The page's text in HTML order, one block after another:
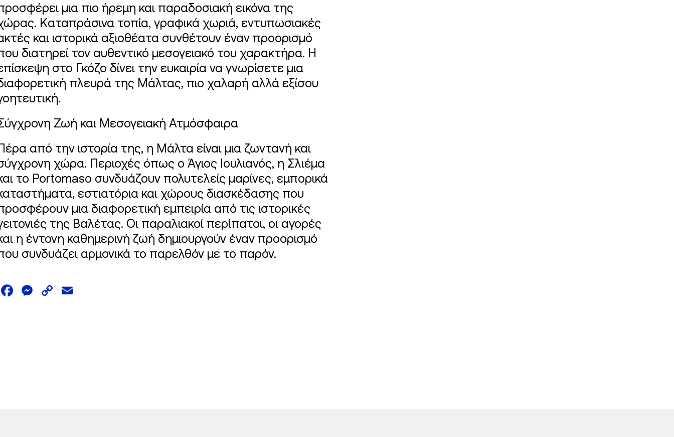
μια πιο ήρεμη και παραδοσιακή εικόνα της
Καταπράσινα τοπία, γραφικά χωριά, εντυπωσιακές
και ιστορικά αξιοθέατα συνθέτουν έναν προορισμό
διατηρεί τον αυθεντικό μεσογειακό του χαρακτήρα. Η
στο Γκόζο δίνει την ευκαιρία να γνωρίσετε μια
πλευρά της Μάλτας, πιο χαλαρή αλλά εξίσου
Ζωή και Μεσογειακή Ατμόσφαιρα
από την ιστορία της, η Μάλτα είναι μια ζωντανή και
χώρα. Περιοχές όπως ο Άγιος Ιουλιανός, η Σλιέμα
το Portomaso συνδυάζουν πολυτελείς μαρίνες, εμπορικά
εστιατόρια και χώρους διασκέδασης που
μια διαφορετική εμπειρία από τις ιστορικές
της Βαλέτας. Οι παραλιακοί περίπατοι, οι αγορές
η έντονη καθημερινή ζωή δημιουργούν έναν προορισμό
συνδυάζει αρμονικά το παρελθόν με το παρόν.
Facebook
Messenger
Copy